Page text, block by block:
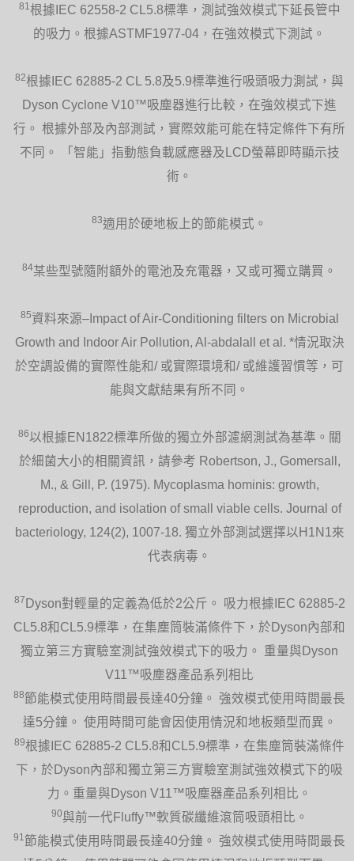
81 根據IEC 62558-2 CL5.8標準，測試強效模式下延長管中
的吸力。根據ASTMF1977-04，在強效模式下測試。
82根據IEC 62885-2 CL 5.8及5.9標準進行吸頭吸力測試，與
Dyson Cyclone V10™吸塵器進行比較，在強效模式下進
行。 根據外部及內部測試，實際效能可能在特定條件下有所
不同。 「智能」指動態負載感應器及LCD螢幕即時顯示技
術。
83適用於硬地板上的節能模式。
84某些型號隨附額外的電池及充電器，又或可獨立購買。
85資料來源–Impact of Air-Conditioning filters on Microbial
Growth and Indoor Air Pollution, Al-abdalall et al. *情況取決
於空調設備的實際性能和/ 或實際環境和/ 或維護習慣等，可
能與文獻結果有所不同。
86以根據EN1822標準所做的獨立外部濾網測試為基準。關
於細菌大小的相關資訊，請參考 Robertson, J., Gomersall,
M., & Gill, P. (1975). Mycoplasma hominis: growth,
reproduction, and isolation of small viable cells. Journal of
bacteriology, 124(2), 1007-18. 獨立外部測試選擇以H1N1來
代表病毒。
87 Dyson對輕量的定義為低於2公斤。 吸力根據IEC 62885-2
CL5.8和CL5.9標準，在集塵筒裝滿條件下，於Dyson內部和
獨立第三方實驗室測試強效模式下的吸力。 重量與Dyson
V11™吸塵器產品系列相比
88節能模式使用時間最長達40分鐘。 強效模式使用時間最長
達5分鐘。 使用時間可能會因使用情況和地板類型而異。
89根據IEC 62885-2 CL5.8和CL5.9標準，在集塵筒裝滿條件
下，於Dyson內部和獨立第三方實驗室測試強效模式下的吸
力。重量與Dyson V11™吸塵器產品系列相比。
90與前一代Fluffy™軟質碳纖維滾筒吸頭相比。
91 節能模式使用時間最長達40分鐘。 強效模式使用時間最長